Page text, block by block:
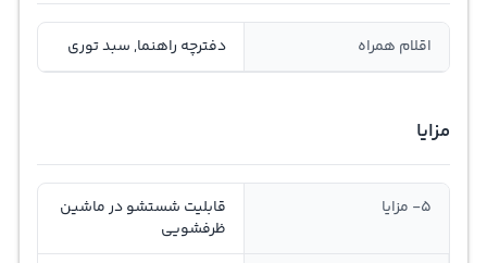
اقلام همراه دفترچه راهنما, سبد توری
مزایا
5- مزایا
قابلیت شستشو در ماشین
ظرفشویی